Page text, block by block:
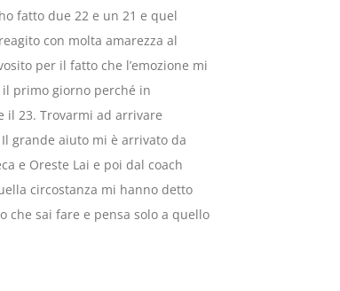
fatto due 22 e un 21 e quel
con molta amarezza al
per il fatto che l’emozione mi
primo giorno perché in
il 23. Trovarmi ad arrivare
grande aiuto mi è arrivato da
e Oreste Lai e poi dal coach
circostanza mi hanno detto
che sai fare e pensa solo a quello